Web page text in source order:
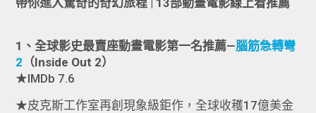
1、全球影史最賣座動畫電影第一名推薦—腦筋急轉彎
2 （Inside Out 2）
★IMDb 7.6
★皮克斯工作室再創現象級鉅作，全球收穫17億美金